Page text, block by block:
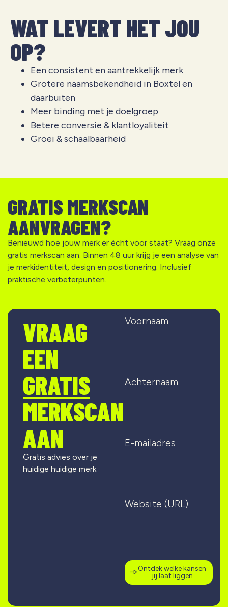
WAT LEVERT HET JOU
OP?
Een consistent en aantrekkelijk merk
Grotere naamsbekendheid in Boxtel en
daarbuiten
Meer binding met je doelgroep
Betere conversie & klantloyaliteit
Groei & schaalbaarheid
GRATIS MERKSCAN
AANVRAGEN?
Benieuwd hoe jouw merk er écht voor staat? Vraag onze
gratis merkscan aan. Binnen 48 uur krijg je een analyse van
je merkidentiteit, design en positionering. Inclusief
praktische verbeterpunten.
VRAAG
EEN
GRATIS
MERKSCAN
AAN
Gratis advies over je
huidige huidige merk
Voornaam
Achternaam
E-mailadres
Website (URL)
Ontdek welke kansen
jij laat liggen